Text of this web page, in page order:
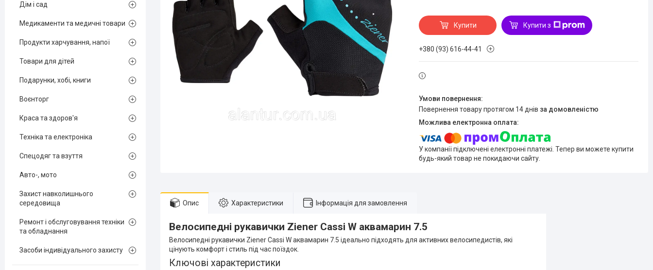
Купити Купити з
+380 (93) 616-44-41
повернення товару протягом 14 днів за домовленістю
У компанії підключені електронні платежі. Тепер ви можете купити
будь-який товар не покидаючи сайту.
Опис Характеристики Інформація для замовлення
Велосипедні рукавички Ziener Cassi W аквамарин 7.5
Велосипедні рукавички Ziener Cassi W аквамарин 7.5 ідеально підходять для активних велосипедистів, які
цінують комфорт і стиль під час поїздок.
Ключові характеристики
Дім і сад
Медикаменти та медичні товари
Продукти харчування, напої
Товари для дітей
Подарунки, хобі, книги
Воєнторг
Краса та здоров'я
Техніка та електроніка
Спецодяг та взуття
Авто-, мото
Захист навколишнього
середовища
Ремонт і обслуговування техніки
та обладнання
Засоби індивідуального захисту